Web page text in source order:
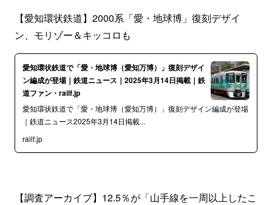
【愛知環状鉄道】2000系「愛・地球博」復刻デザイ
ン、モリゾー＆キッコロも
愛知環状鉄道で「愛・地球博（愛知万博）」復刻デザイ
ン編成が登場｜鉄道ニュース｜2025年3月14日掲載｜鉄
道ファン・railf.jp
愛知環状鉄道で「愛・地球博（愛知万博）」復刻デザイン編成が登場
｜鉄道ニュース2025年3月14日掲載...
railf.jp
【調査アーカイブ】12.5％が「山手線を一周以上したこ